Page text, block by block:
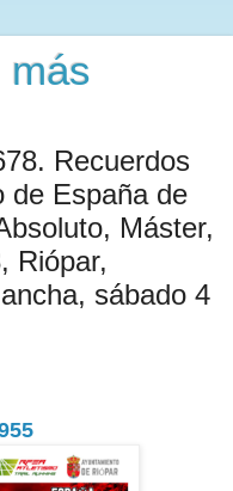
más
Recuerdos
de España de
Máster,
Riópar,
sábado 4